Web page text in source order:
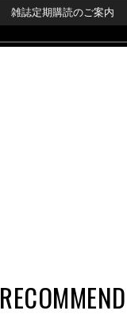
雑誌定期購読のご案内
RECOMMEND